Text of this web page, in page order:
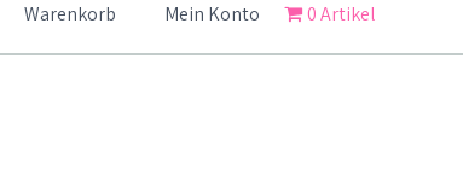
Warenkorb Mein Konto 0 Artikel